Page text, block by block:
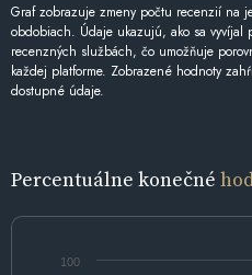
Graf zobrazuje zmeny počtu recenzií na
obdobiach. Údaje ukazujú, ako sa vyvíjal
recenzných službách, čo umožňuje
každej platforme. Zobrazené hodnoty
dostupné údaje.
Percentuálne konečné
100